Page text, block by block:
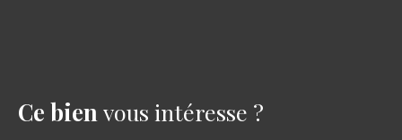
Ce bien vous intéresse ?